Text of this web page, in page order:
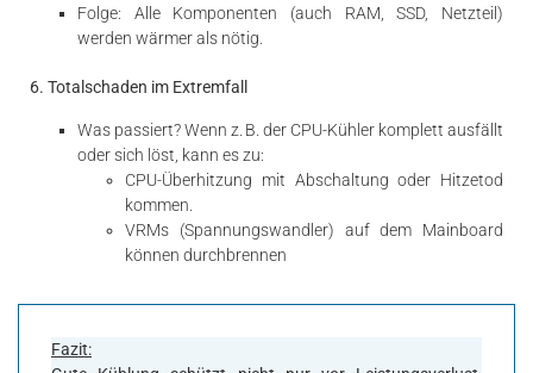
Folge: Alle Komponenten (auch RAM, SSD, Netzteil)
werden wärmer als nötig.
6. Totalschaden im Extremfall
Was passiert? Wenn z. B. der CPU-Kühler komplett ausfällt
oder sich löst, kann es zu:
CPU-Überhitzung mit Abschaltung oder Hitzetod
kommen.
VRMs (Spannungswandler) auf dem Mainboard
können durchbrennen
Fazit: